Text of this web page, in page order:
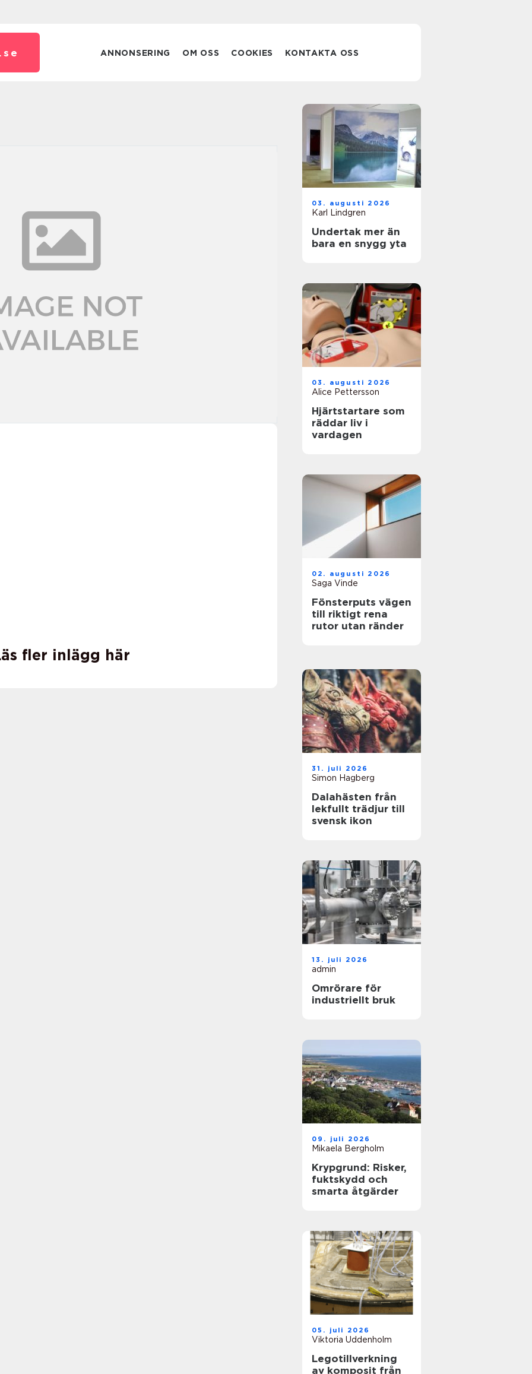
se ANNONSERING OM OSS COOKIES KONTAKTA OSS
fler inlägg här
03. augusti 2026
Karl Lindgren
Undertak mer än
bara en snygg yta
03. augusti 2026
Alice Pettersson
Hjärtstartare som
räddar liv i
vardagen
02. augusti 2026
Saga Vinde
Fönsterputs vägen
till riktigt rena
rutor utan ränder
31. juli 2026
Simon Hagberg
Dalahästen från
lekfullt trädjur till
svensk ikon
13. juli 2026
admin
Omrörare för
industriellt bruk
09. juli 2026
Mikaela Bergholm
Krypgrund: Risker,
fuktskydd och
smarta åtgärder
05. juli 2026
Viktoria Uddenholm
Legotillverkning
av komposit från